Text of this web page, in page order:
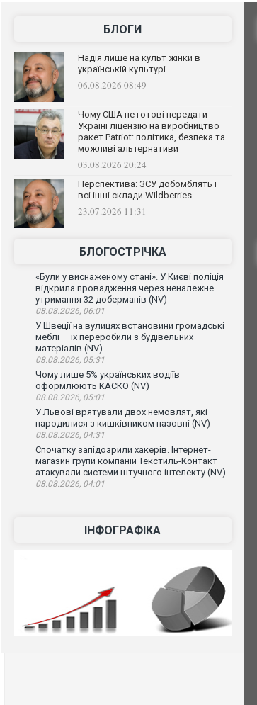
БЛОГИ
Надія лише на культ жінки в
українській культурі
06.08.2026 08:49
Чому США не готові передати
Україні ліцензію на виробництво
ракет Patriot: політика, безпека та
можливі альтернативи
03.08.2026 20:24
Перспектива: ЗСУ добомблять і
всі інші склади Wildberries
23.07.2026 11:31
БЛОГОСТРІЧКА
«Були у виснаженому стані». У Києві поліція
відкрила провадження через неналежне
утримання 32 доберманів (NV)
08.08.2026, 06:01
У Швеції на вулицях встановини громадські
меблі — їх переробили з будівельних
матеріалів (NV)
08.08.2026, 05:31
Чому лише 5% українських водіїв
оформлюють КАСКО (NV)
08.08.2026, 05:01
У Львові врятували двох немовлят, які
народилися з кишківником назовні (NV)
08.08.2026, 04:31
Спочатку запідозрили хакерів. Інтернет-
магазин групи компаній Текстиль-Контакт
атакували системи штучного інтелекту (NV)
08.08.2026, 04:01
ІНФОГРАФІКА